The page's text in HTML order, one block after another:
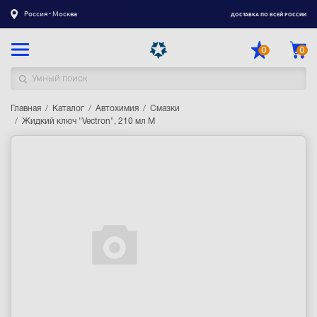
Россия - Москва ДОСТАВКА ПО ВСЕЙ РОССИИ
0 0
Каталог товаров
Главная Каталог Автохимия
Смазки
Жидкий ключ "Vectron", 210 мл М